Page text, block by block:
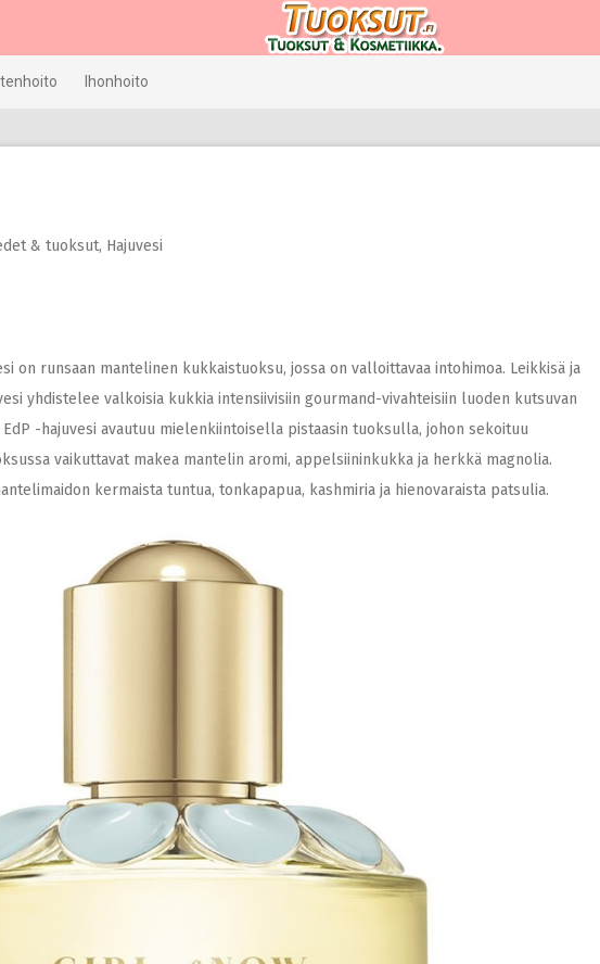
Ihonhoito
& tuoksut, Hajuvesi
on runsaan mantelinen kukkaistuoksu, jossa on valloittavaa intohimoa. Leikkisä ja
yhdistelee valkoisia kukkia intensiivisiin gourmand-vivahteisiin luoden kutsuvan
-hajuvesi avautuu mielenkiintoisella pistaasin tuoksulla, johon sekoituu
vaikuttavat makea mantelin aromi, appelsiininkukka ja herkkä magnolia.
kermaista tuntua, tonkapapua, kashmiria ja hienovaraista patsulia.